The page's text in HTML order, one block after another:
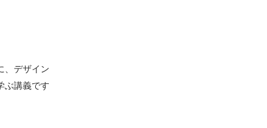
、デザイン
ぶ講義です